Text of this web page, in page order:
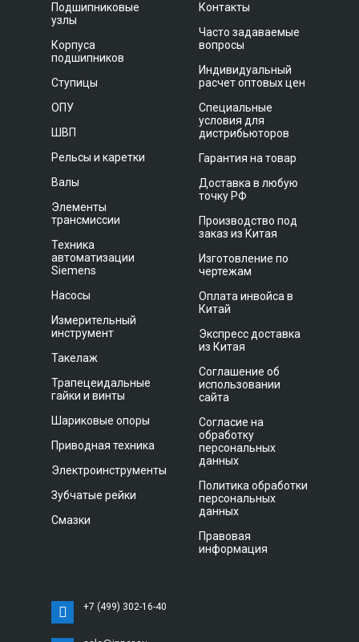
Подшипниковые
узлы
Корпуса
подшипников
Ступицы
ОПУ
ШВП
Рельсы и каретки
Валы
Элементы
трансмиссии
Техника
автоматизации
Siemens
Насосы
Измерительный
инструмент
Такелаж
Трапецеидальные
гайки и винты
Шариковые опоры
Приводная техника
Электроинструменты
Зубчатые рейки
Смазки
Контакты
Часто задаваемые
вопросы
Индивидуальный
расчет оптовых цен
Специальные
условия для
дистрибьюторов
Гарантия на товар
Доставка в любую
точку РФ
Производство под
заказ из Китая
Изготовление по
чертежам
Оплата инвойса в
Китай
Экспресс доставка
из Китая
Соглашение об
использовании
сайта
Согласие на
обработку
персональных
данных
Политика обработки
персональных
данных
Правовая
информация
+7 (499) 302-16-40